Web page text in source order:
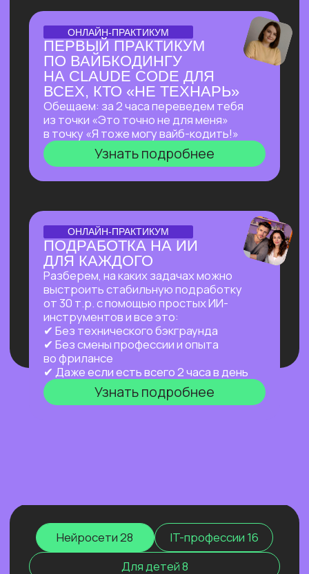
ПЕРЕВЕРНЕТ ВАШЕ
ПРЕДСТАВЛЕНИЕ
О ЗАРАБОТКЕ НА ИИ
Как делать на ИИ больше, чем
программисты
без программирования?
И перейти от «пробую
возможности ИИ» к «делаю на ИИ 500к+
и имею очередь из клиентов»
Узнать подробнее
OPENCLAW: КАК
ПОМОЩНИКА ИЗ
ВОЗМОЖНЫХ НА СЕГОДНЯ?
Покажем в прямом эфире, на что
способен OpenClaw — ИИ-агент с 171
000+ звёзд на GitHub, который
не просто отвечает на запросы,
а работает за тебя в фоновом режиме
24/7 — пока ты спишь, едешь на работу
или путешествуешь.
Узнать подробнее
ПРАКТИКУМ
НОВЫЙ ПРАКТИКУМ
ПО OPENCLAW
Первый агент, который работает
на тебя постоянно: в фоне,